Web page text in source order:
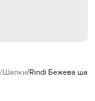
Шапки Rindi Бежева